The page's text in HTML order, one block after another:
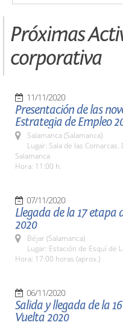
Próximas
corporativa
11/11/2020
Presentación de las
Estrategia de Empleo
Salamanca (Salamanca)
Lugar: Sala de las
Salamanca
Hora: 11:00 h.
07/11/2020
Llegada de la 17 etapa
2020
Béjar (Salamanca)
Lugar: Estación de Esquí de
Hora: 17:00 horas (aprox.)
06/11/2020
Salida y llegada de la
Vuelta 2020